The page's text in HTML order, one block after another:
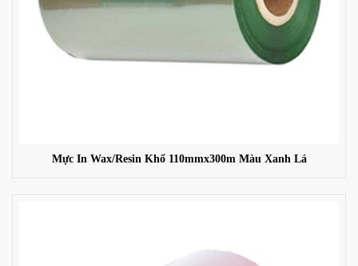
Mực In Wax/Resin Khổ 110mmx300m Màu Xanh Lá